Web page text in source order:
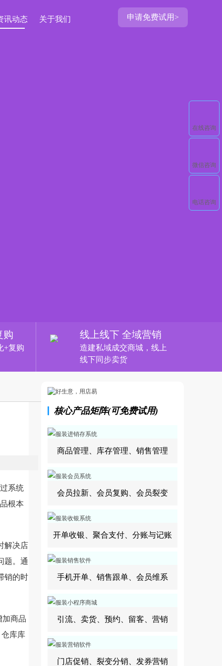
申请免费试用>
讯动态 关于我们
购
+复购
线上线下 全域营销
造建私域成交商城，线上
线下同步卖货
系统
根本
解决店
题。通
销的时
商品
库库
核心产品矩阵(可免费试用)
商品管理、库存管理、销售管理
会员拉新、会员复购、会员裂变
开单收银、聚合支付、分账与记账
手机开单、销售跟单、会员维系
引流、卖货、预约、留客、营销
门店促销、裂变分销、发券营销
在线咨询
微信咨询
电话咨询